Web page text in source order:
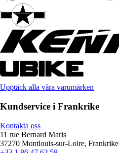
Upptäck alla våra varumärken
Kundservice i Frankrike
Kontakta oss
11 rue Bernard Maris
37270 Montlouis-sur-Loire, Frankrike